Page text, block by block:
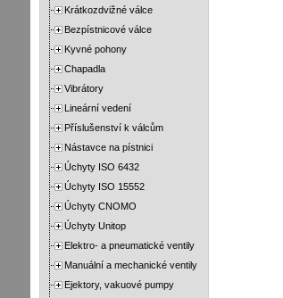
Krátkozdvižné válce
Bezpístnicové válce
Kyvné pohony
Chapadla
Vibrátory
Lineární vedení
Příslušenství k válcům
Nástavce na pístnici
Úchyty ISO 6432
Úchyty ISO 15552
Úchyty CNOMO
Úchyty Unitop
Elektro- a pneumatické ventily
Manuální a mechanické ventily
Ejektory, vakuové pumpy